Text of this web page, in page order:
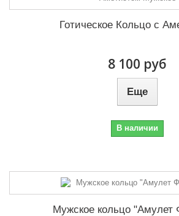
Готическое Кольцо с
8 100 руб
Еще
В наличии
Мужское кольцо "Амулет